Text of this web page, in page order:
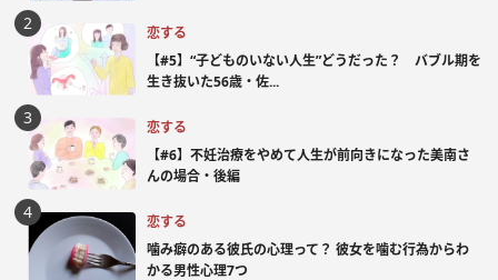
恋する
【#5】“子どものいない人生”どうだった？ バブル期を
生き抜いた56歳・佐...
恋する
【#6】不妊治療をやめて人生が前向きになった美南さ
んの場合・後編
恋する
噛み癖のある彼氏の心理って？ 彼女を噛む行為からわ
かる男性心理7つ